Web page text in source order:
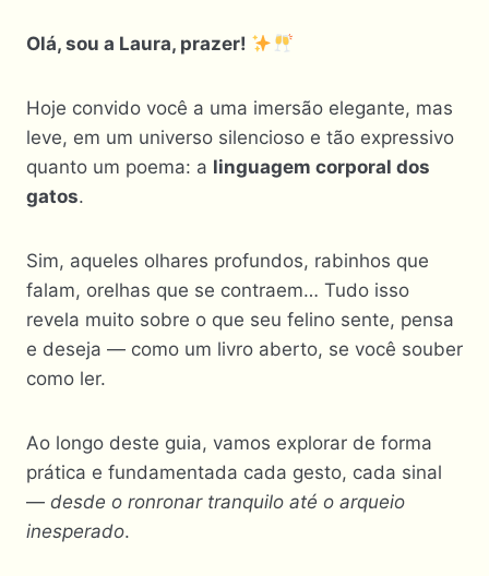
Olá, sou a Laura, prazer!
Hoje convido você a uma imersão elegante, mas
leve, em um universo silencioso e tão expressivo
quanto um poema: a linguagem corporal dos
gatos.
Sim, aqueles olhares profundos, rabinhos que
falam, orelhas que se contraem… Tudo isso
revela muito sobre o que seu felino sente, pensa
e deseja — como um livro aberto, se você souber
como ler.
Ao longo deste guia, vamos explorar de forma
prática e fundamentada cada gesto, cada sinal
— desde o ronronar tranquilo até o arqueio
inesperado.